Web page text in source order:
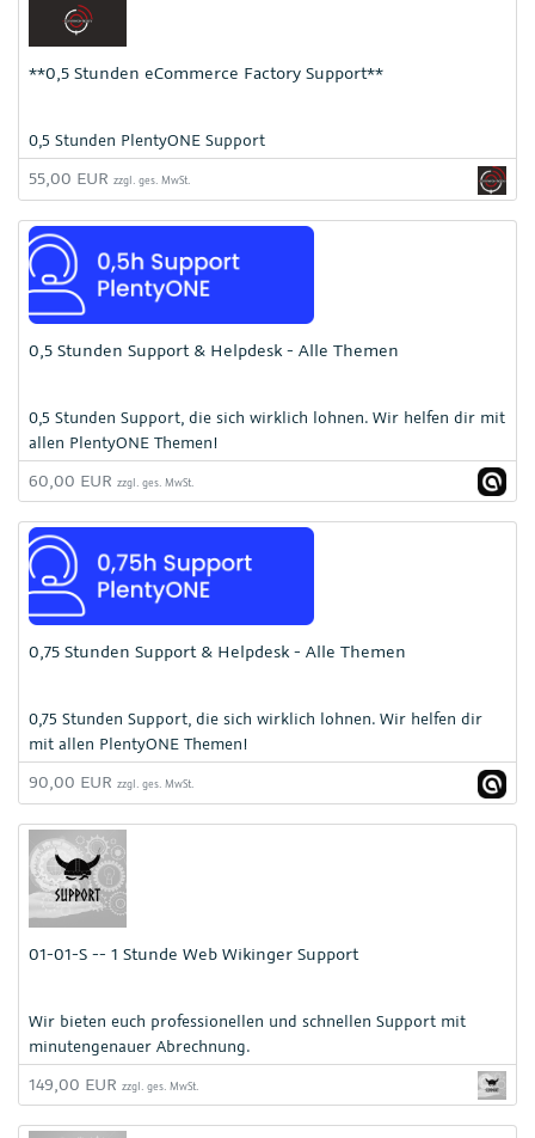
**0,5 Stunden eCommerce Factory Support**
0,5 Stunden PlentyONE Support
55,00 EUR zzgl. ges. MwSt.
0,5 Stunden Support & Helpdesk - Alle Themen
0,5 Stunden Support, die sich wirklich lohnen. Wir helfen dir mit
allen PlentyONE Themen!
60,00 EUR zzgl. ges. MwSt.
0,75 Stunden Support & Helpdesk - Alle Themen
0,75 Stunden Support, die sich wirklich lohnen. Wir helfen dir
mit allen PlentyONE Themen!
90,00 EUR zzgl. ges. MwSt.
01-01-S -- 1 Stunde Web Wikinger Support
Wir bieten euch professionellen und schnellen Support mit
minutengenauer Abrechnung.
149,00 EUR zzgl. ges. MwSt.